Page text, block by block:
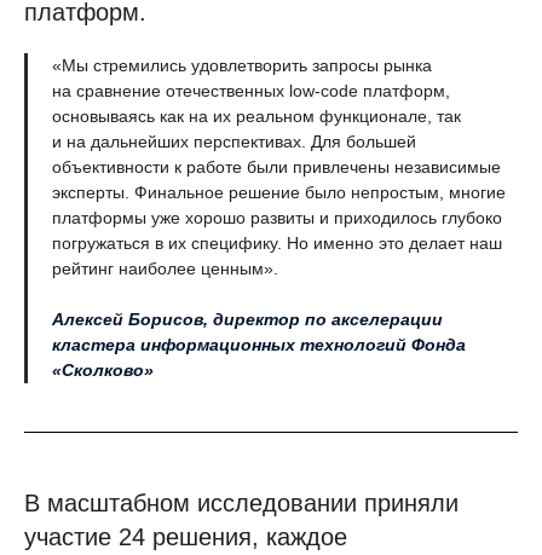
платформ.
«Мы стремились удовлетворить запросы рынка
на сравнение отечественных low-code платформ,
основываясь как на их реальном функционале, так
и на дальнейших перспективах. Для большей
объективности к работе были привлечены независимые
эксперты. Финальное решение было непростым, многие
платформы уже хорошо развиты и приходилось глубоко
погружаться в их специфику. Но именно это делает наш
рейтинг наиболее ценным».
Алексей Борисов, директор по акселерации
кластера информационных технологий Фонда
«Сколково»
В масштабном исследовании приняли
участие 24 решения, каждое